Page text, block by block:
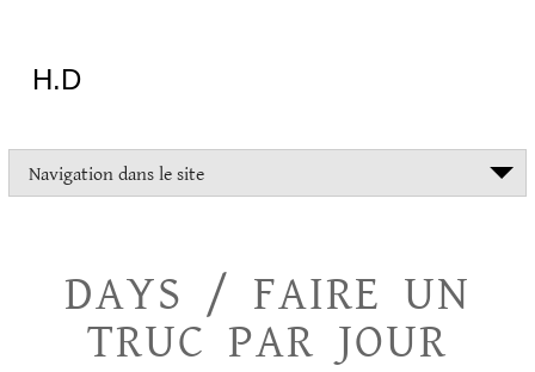
H.D
Navigation dans le site
DAYS / FAIRE UN
TRUC PAR JOUR